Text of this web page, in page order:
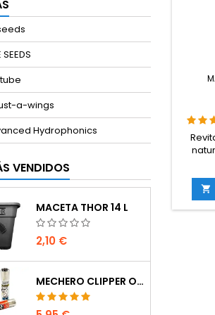
a-wings
Hydrophonics
VENDIDOS
MACETA THOR 14 L
2,10 €
MECHERO CLIPPER OCULTACIÓN
